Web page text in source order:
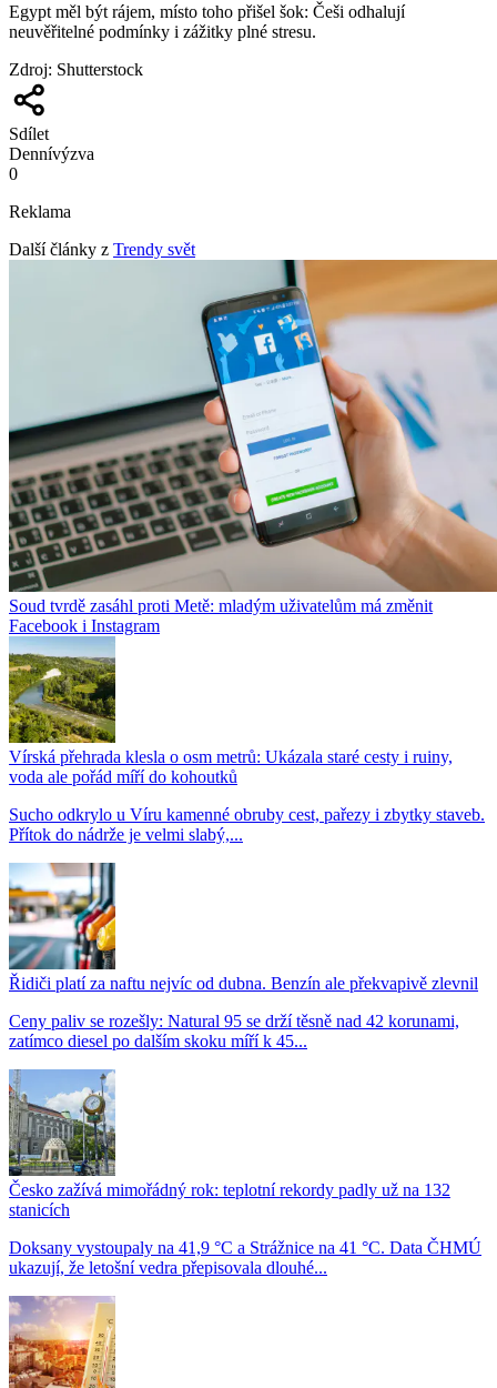
Egypt měl být rájem, místo toho přišel šok: Češi odhalují
neuvěřitelné podmínky i zážitky plné stresu.
Zdroj: Shutterstock
Sdílet
Dennívýzva
0
Reklama
Další články z Trendy svět
Soud tvrdě zasáhl proti Metě: mladým uživatelům má změnit
Facebook i Instagram
Vírská přehrada klesla o osm metrů: Ukázala staré cesty i ruiny,
voda ale pořád míří do kohoutků
Sucho odkrylo u Víru kamenné obruby cest, pařezy i zbytky staveb.
Přítok do nádrže je velmi slabý,...
Řidiči platí za naftu nejvíc od dubna. Benzín ale překvapivě zlevnil
Ceny paliv se rozešly: Natural 95 se drží těsně nad 42 korunami,
zatímco diesel po dalším skoku míří k 45...
Česko zažívá mimořádný rok: teplotní rekordy padly už na 132
stanicích
Doksany vystoupaly na 41,9 °C a Strážnice na 41 °C. Data ČHMÚ
ukazují, že letošní vedra přepisovala dlouhé...